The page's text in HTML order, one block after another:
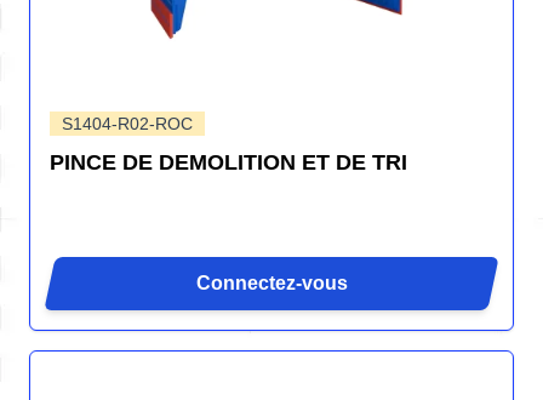
S1404-R02-ROC
PINCE DE DEMOLITION ET DE TRI
Connectez-vous